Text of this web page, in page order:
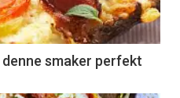
smaker perfekt